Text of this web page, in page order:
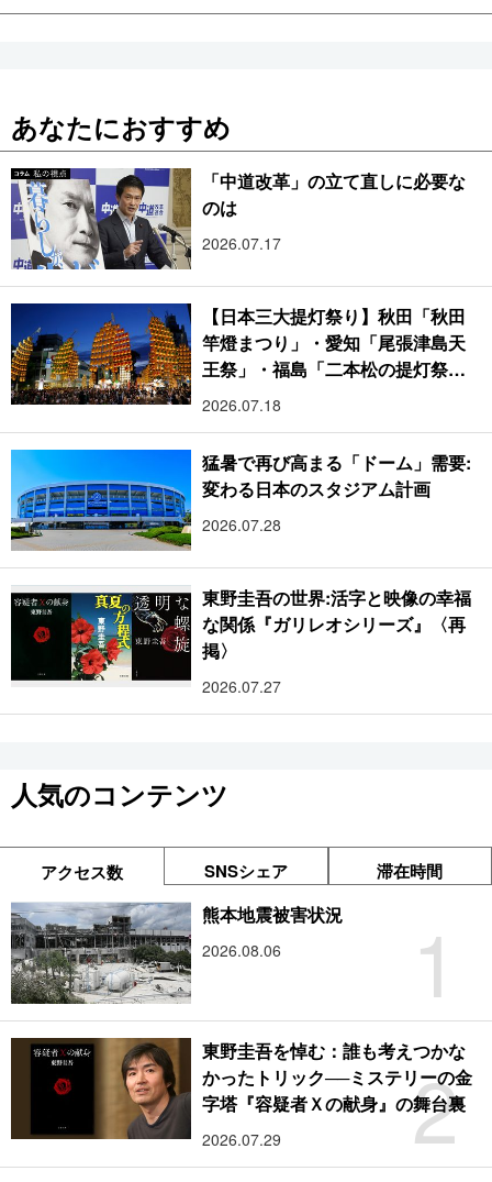
あなたにおすすめ
「中道改革」の立て直しに必要な
のは
2026.07.17
【日本三大提灯祭り】秋田「秋田
竿燈まつり」・愛知「尾張津島天
王祭」・福島「二本松の提灯祭
り」:おびただしい灯火が夜空を照
2026.07.18
猛暑で再び高まる「ドーム」需要:
変わる日本のスタジアム計画
2026.07.28
東野圭吾の世界:活字と映像の幸福
な関係『ガリレオシリーズ』〈再
掲〉
2026.07.27
人気のコンテンツ
アクセス数 SNSシェア 滞在時間
1
熊本地震被害状況
2026.08.06
2
東野圭吾を悼む：誰も考えつかな
かったトリック──ミステリーの金
字塔『容疑者Ｘの献身』の舞台裏
2026.07.29